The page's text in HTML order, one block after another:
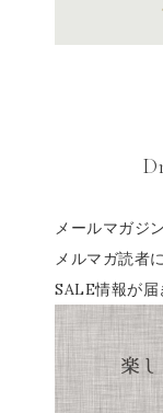
メールマガジン
メルマガ読者
SALE情報が届